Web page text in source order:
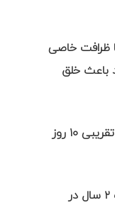
نرد ۴ لوزی با ظرافت خاصی
باعث خلق
روند ساخت این تخته نرد بصورت تقریبی ۱۰ روز
چوب این تخته نرد حداقل به مدت ۲ سال در